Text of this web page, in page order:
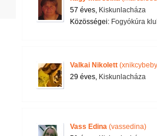
57 éves, Kiskunlacháza
Közösségei: Fogyókúra
Valkai Nikolett
29 éves, Kiskunlacháza
Vass Edina (vassedina)